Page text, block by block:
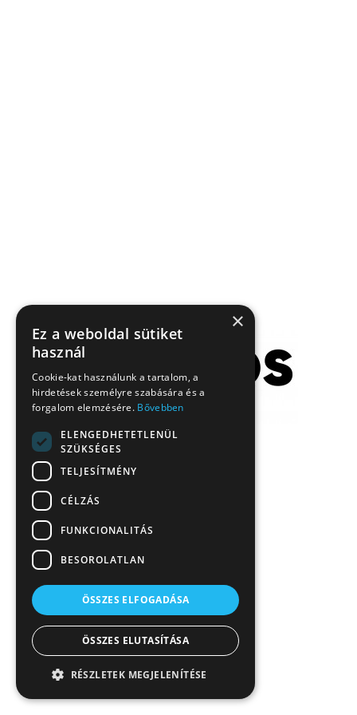
×
Ez a weboldal sütiket
használ
Cookie-kat használunk a tartalom, a
hirdetések személyre szabására és a
forgalom elemzésére. Bővebben
ELENGEDHETETLENÜL
SZÜKSÉGES
TELJESÍTMÉNY
CÉLZÁS
FUNKCIONALITÁS
BESOROLATLAN
ÖSSZES ELFOGADÁSA
ÖSSZES ELUTASÍTÁSA
RÉSZLETEK MEGJELENÍTÉSE